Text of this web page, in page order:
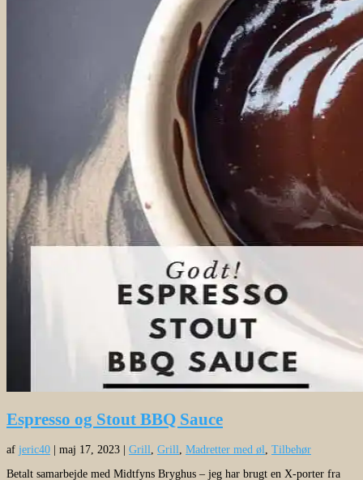
Espresso og Stout BBQ Sauce
af jeric40 maj 17, 2023 Grill, Grill, Madretter med øl, Tilbehør
Betalt samarbejde med Midtfyns Bryghus – jeg har brugt en X-porter fra